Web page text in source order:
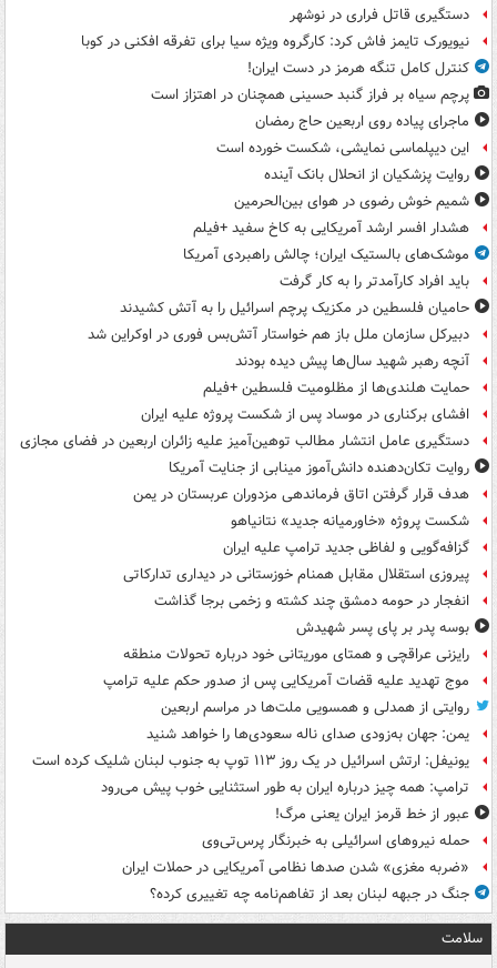
دستگیری قاتل فراری در نوشهر
نیویورک تایمز فاش کرد: کارگروه ویژه سیا برای تفرقه افکنی در کوبا
کنترل کامل تنگه هرمز در دست ایران!
پرچم سیاه بر فراز گنبد حسینی همچنان در اهتزاز است
ماجرای پیاده روی اربعین حاج رمضان
این دیپلماسی نمایشی، شکست خورده است
روایت پزشکیان از انحلال بانک آینده
شمیم خوش رضوی در هوای بین‌الحرمین
هشدار افسر ارشد آمریکایی به کاخ سفید +فیلم
موشک‌های بالستیک ایران؛ چالش راهبردی آمریکا
باید افراد کارآمدتر را به کار گرفت
حامیان فلسطین در مکزیک پرچم اسرائیل را به آتش کشیدند
دبیرکل سازمان ملل باز هم خواستار آتش‌بس فوری در اوکراین شد
آنچه رهبر شهید سال‌ها پیش دیده بودند
حمایت هلندی‌ها از مظلومیت فلسطین +فیلم
افشای برکناری در موساد پس از شکست پروژه علیه ایران
دستگیری عامل انتشار مطالب توهین‌آمیز علیه زائران اربعین در فضای مجازی
روایت تکان‌دهنده دانش‌آموز مینابی از جنایت آمریکا
هدف قرار گرفتن اتاق‌ فرماندهی مزدوران عربستان در یمن
شکست پروژه «خاورمیانه جدید» نتانیاهو
گزافه‌گویی و لفاظی جدید ترامپ علیه ایران
پیروزی استقلال مقابل همنام خوزستانی در دیداری تدارکاتی
انفجار در حومه دمشق چند کشته و زخمی برجا گذاشت
بوسه‌ پدر بر پای پسر شهیدش
رایزنی عراقچی و همتای موریتانی خود درباره تحولات منطقه
موج تهدید علیه قضات آمریکایی پس از صدور حکم علیه ترامپ
روایتی از همدلی و همسویی ملت‌ها در مراسم اربعین
یمن: جهان به‌زودی صدای ناله سعودی‌ها را خواهد شنید
یونیفل: ارتش اسرائیل در یک روز ۱۱۳ توپ به جنوب لبنان شلیک کرده است
ترامپ: همه چیز درباره ایران به طور استثنایی خوب پیش می‌رود
عبور از خط قرمز ایران یعنی مرگ!
حمله نیروهای اسرائیلی به خبرنگار پرس‌تی‌وی
«ضربه مغزی» شدن صدها نظامی آمریکایی در حملات ایران
جنگ در جبهه لبنان بعد از تفاهم‌نامه چه تغییری کرده؟
سلامت